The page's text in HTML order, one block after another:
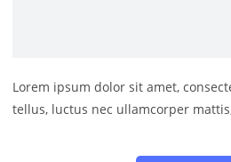
Lorem ipsum dolor sit amet,
tellus, luctus nec ullamcorper